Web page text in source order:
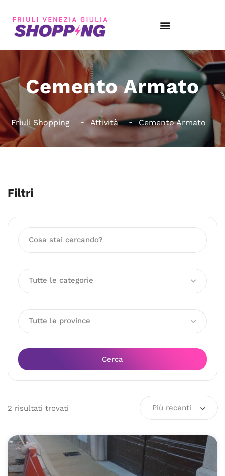
Cemento Armato
Friuli Shopping Attività Cemento Armato
Filtri
Tutte le categorie
Tutte le province
Cerca
2 risultati trovati Più recenti